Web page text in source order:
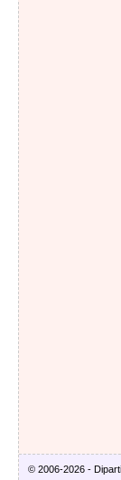
© 2006-2026 -